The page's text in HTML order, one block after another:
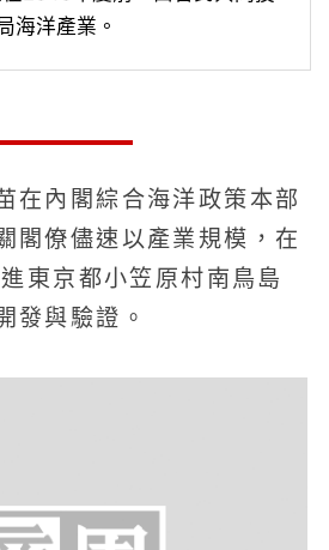
海洋產業。
在內閣綜合海洋政策本部
閣僚儘速以產業規模，在
東京都小笠原村南鳥島
發與驗證。